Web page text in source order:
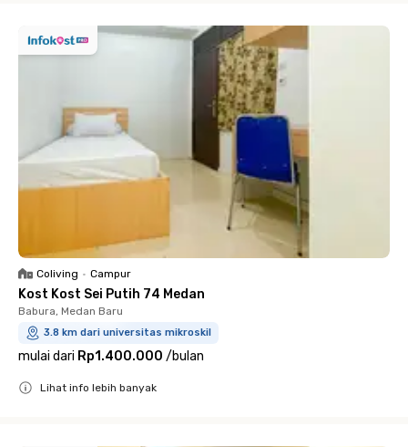
Coliving • Campur
Kost Kost Sei Putih 74 Medan
Babura, Medan Baru
3.8 km dari universitas mikroskil
mulai dari Rp1.400.000 /bulan
Lihat info lebih banyak